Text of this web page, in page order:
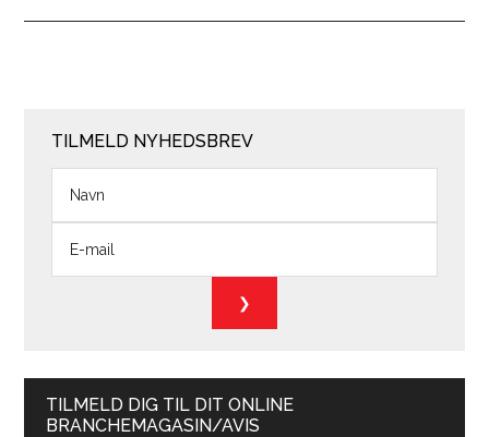
TILMELD NYHEDSBREV
TILMELD DIG TIL DIT ONLINE
BRANCHEMAGASIN/AVIS